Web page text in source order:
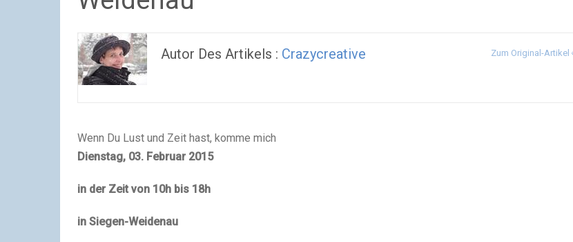
Autor Des Artikels : Crazycreative Zum Original-Artikel
Wenn Du Lust und Zeit hast, komme mich
Dienstag, 03. Februar 2015
in der Zeit von 10h bis 18h
in Siegen-Weidenau